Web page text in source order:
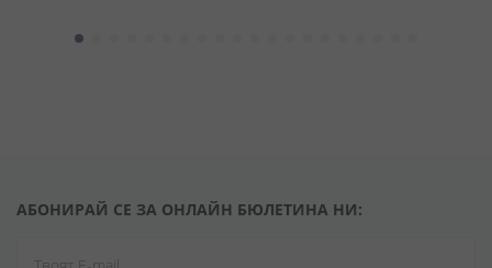
АБОНИРАЙ СЕ ЗА ОНЛАЙН БЮЛЕТИНА НИ: